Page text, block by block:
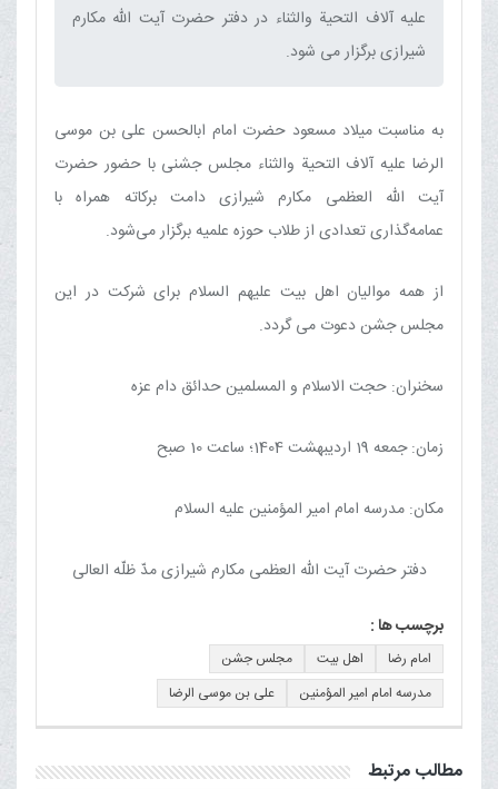
علیه آلاف التحیة والثناء در دفتر حضرت آیت الله مکارم
شیرازی برگزار می شود.‌
به مناسبت میلاد مسعود حضرت امام ابالحسن علی بن موسی
الرضا علیه آلاف التحیة والثناء مجلس جشنی با حضور حضرت
آیت الله العظمی مکارم شیرازی دامت برکاته همراه با
عمامه‌گذاری تعدادی از طلاب حوزه علمیه برگزار می‌شود.
از همه موالیان اهل بیت علیهم السلام برای شرکت در این
مجلس جشن دعوت می گردد.
سخنران: حجت الاسلام و المسلمین حدائق دام عزه
زمان: جمعه 19 اردیبهشت 1404؛ ساعت 10 صبح
مکان: مدرسه امام امیر المؤمنین علیه السلام
دفتر حضرت آیت الله العظمی مکارم شیرازی مدّ ظلّه العالی
برچسب ها :
امام رضا اهل بیت
مجلس جشن
مدرسه امام امیر المؤمنین
علی بن موسی الرضا
مطالب مرتبط